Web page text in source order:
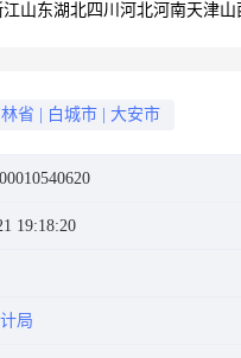
江山东湖北四川 河北河南天津山
省 白城市 大安市
19:18:20
局